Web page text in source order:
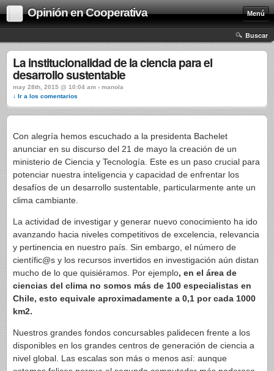
Opinión en Cooperativa Menú
Buscar
La institucionalidad de la ciencia para el
desarrollo sustentable
may 28th, 2015 @ 10:04 am › manola
↓ Ir a los comentarios
Con alegría hemos escuchado a la presidenta Bachelet
anunciar en su discurso del 21 de mayo la creación de un
ministerio de Ciencia y Tecnología. Este es un paso crucial para
potenciar nuestra inteligencia y capacidad de enfrentar los
desafíos de un desarrollo sustentable, particularmente ante un
clima cambiante.
La actividad de investigar y generar nuevo conocimiento ha ido
avanzando hacia niveles competitivos de excelencia, relevancia
y pertinencia en nuestro país. Sin embargo, el número de
científic@s y los recursos invertidos en investigación aún distan
mucho de lo que quisiéramos. Por ejemplo, en el área de
ciencias del clima no somos más de 100 especialistas en
Chile, esto equivale aproximadamente a 0,1 por cada 1000
km2.
Nuestros grandes fondos concursables palidecen frente a los
disponibles en los grandes centros de generación de ciencia a
nivel global. Las escalas son más o menos así: aunque